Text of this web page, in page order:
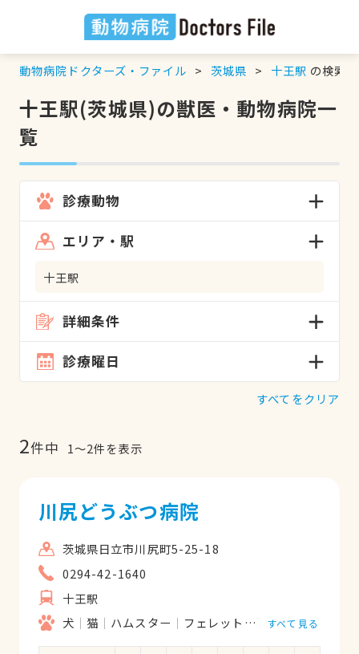
動物病院ドクターズ・ファイル 茨城県 十王駅 の検索
十王駅(茨城県)の獣医・動物病院一
覧
診療動物
エリア・駅
十王駅
詳細条件
診療曜日
すべてをクリア
2件中 1〜2件を表示
川尻どうぶつ病院
茨城県日立市川尻町5-25-18
0294-42-1640
十王駅
犬
猫 ハムスター フェレット うさぎ 鳥類
すべて見る